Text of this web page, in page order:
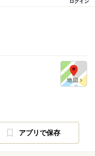
ログイン
アプリで保存